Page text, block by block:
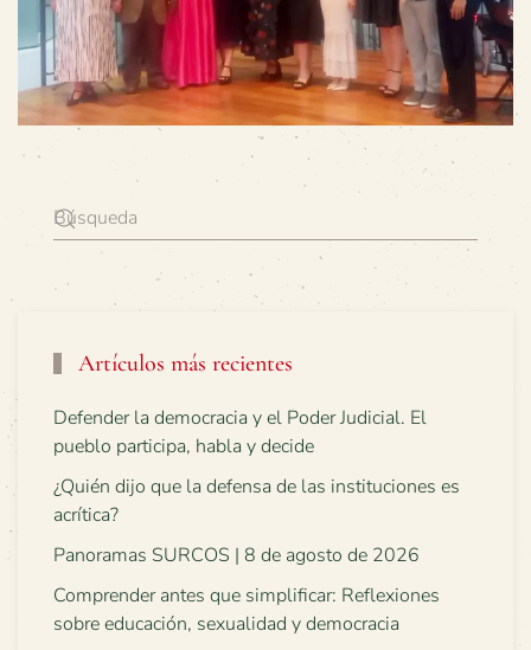
Artículos más recientes
Defender la democracia y el Poder Judicial. El
pueblo participa, habla y decide
¿Quién dijo que la defensa de las instituciones es
acrítica?
Panoramas SURCOS | 8 de agosto de 2026
Comprender antes que simplificar: Reflexiones
sobre educación, sexualidad y democracia